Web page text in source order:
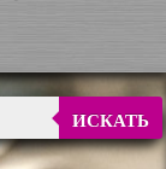
ИСКАТЬ